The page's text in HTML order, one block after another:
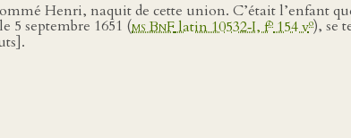
Henri, naquit de cette union. C’était l’enfant
5 septembre 1651 (ms BnFlatin 10532‑I, fo154 vo), se